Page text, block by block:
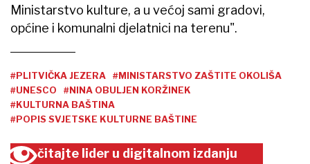
Ministarstvo kulture, a u većoj sami gradovi,
općine i komunalni djelatnici na terenu".
#PLITVIČKA JEZERA
#MINISTARSTVO ZAŠTITE OKOLIŠA
#UNESCO
#NINA OBULJEN KORŽINEK
#KULTURNA BAŠTINA
#POPIS SVJETSKE KULTURNE BAŠTINE
čitajte lider u digitalnom izdanju